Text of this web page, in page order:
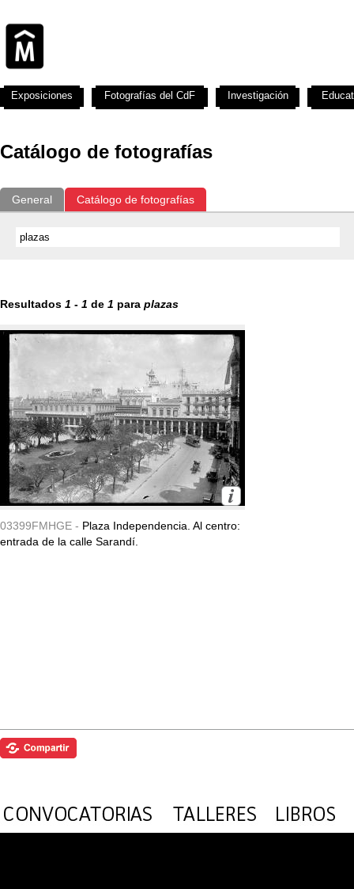
Catálogo de fotografías
General Catálogo de fotografías
Resultados 1 - 1 de 1 para plazas
03399FMHGE - Plaza Independencia. Al centro:
entrada de la calle Sarandí.
Exposiciones Fotografías del CdF Investigación